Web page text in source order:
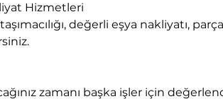
Hizmetleri